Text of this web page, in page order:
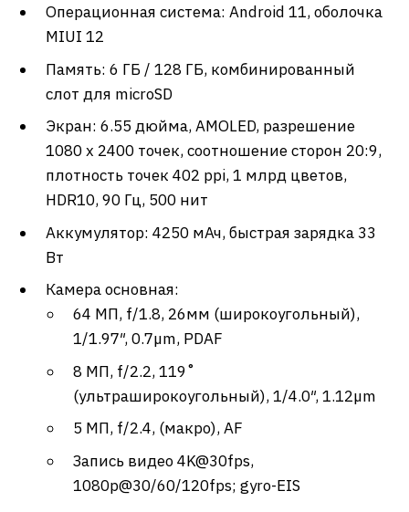
Операционная система: Android 11, оболочка
MIUI 12
Память: 6 ГБ / 128 ГБ, комбинированный
слот для microSD
Экран: 6.55 дюйма, AMOLED, разрешение
1080 x 2400 точек, соотношение сторон 20:9,
плотность точек 402 ppi, 1 млрд цветов,
HDR10, 90 Гц, 500 нит
Аккумулятор: 4250 мАч, быстрая зарядка 33
Вт
Камера основная:
64 МП, f/1.8, 26мм (широкоугольный),
1/1.97″, 0.7µm, PDAF
8 МП, f/2.2, 119˚
(ультраширокоугольный), 1/4.0″, 1.12µm
5 МП, f/2.4, (макро), AF
Запись видео 4K@30fps,
1080p@30/60/120fps; gyro-EIS